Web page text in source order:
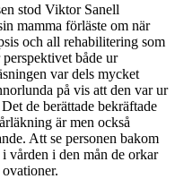
stod Viktor Sanell
mamma förläste om när
och all rehabilitering som
både ur
var dels mycket
på vis att den var ur
de berättade bekräftade
är men också
Att se personen bakom
vården i den mån de orkar